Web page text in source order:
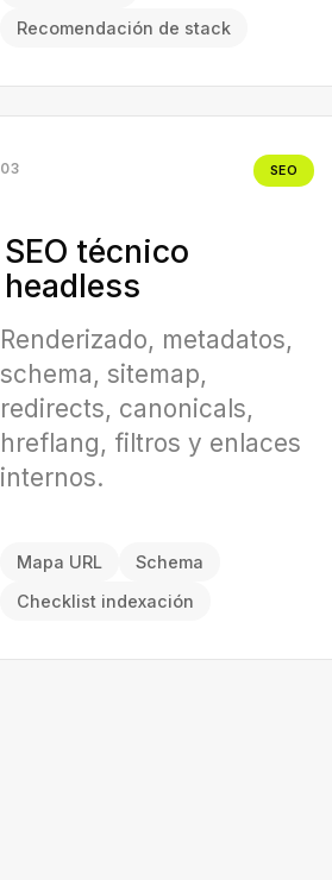
Recomendación de stack
03 SEO
SEO técnico
headless
Renderizado, metadatos,
schema, sitemap,
redirects, canonicals,
hreflang, filtros y enlaces
internos.
Mapa URL
Schema
Checklist indexación